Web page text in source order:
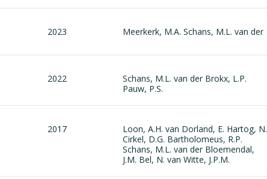
2023 Meerkerk, M.A. Schans, M.L. van der
2022
Schans, M.L. van der Brokx, L.P.
Pauw, P.S.
2017
Loon, A.H. van Dorland, E. Hartog, N.
Cirkel, D.G. Bartholomeus, R.P.
Schans, M.L. van der Bloemendal,
J.M. Bel, N. van Witte, J.P.M.